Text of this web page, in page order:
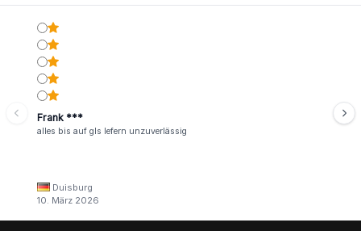
Frank ***
alles bis auf gls lefern unzuverlässig
Duisburg
10. März 2026